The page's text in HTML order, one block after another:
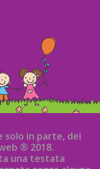
solo in parte, dei
® 2018.
una testata